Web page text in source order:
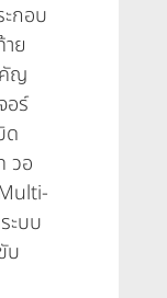
กอบ
ย
คัญ
อร์
ด
วอ
ะบบ
บ